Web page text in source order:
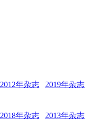
2012年杂志 2019年杂志
2018年杂志 2013年杂志